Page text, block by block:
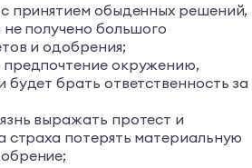
принятием обыденных решений,
получено большого
и одобрения;
окружению,
будет брать ответственность за
выражать протест и
страха потерять материальную